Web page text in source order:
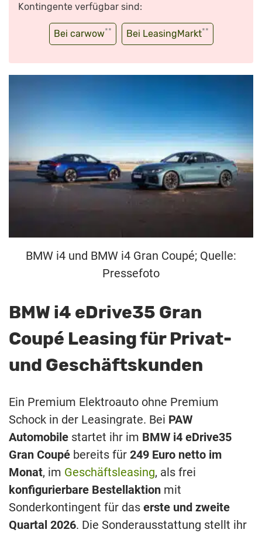
Kontingente verfügbar sind:
Bei carwow** Bei LeasingMarkt**
BMW i4 und BMW i4 Gran Coupé; Quelle:
Pressefoto
BMW i4 eDrive35 Gran
Coupé Leasing für Privat-
und Geschäftskunden
Ein Premium Elektroauto ohne Premium
Schock in der Leasingrate. Bei PAW
Automobile startet ihr im BMW i4 eDrive35
Gran Coupé bereits für 249 Euro netto im
Monat, im Geschäftsleasing, als frei
konfigurierbare Bestellaktion mit
Sonderkontingent für das erste und zweite
Quartal 2026. Die Sonderausstattung stellt ihr